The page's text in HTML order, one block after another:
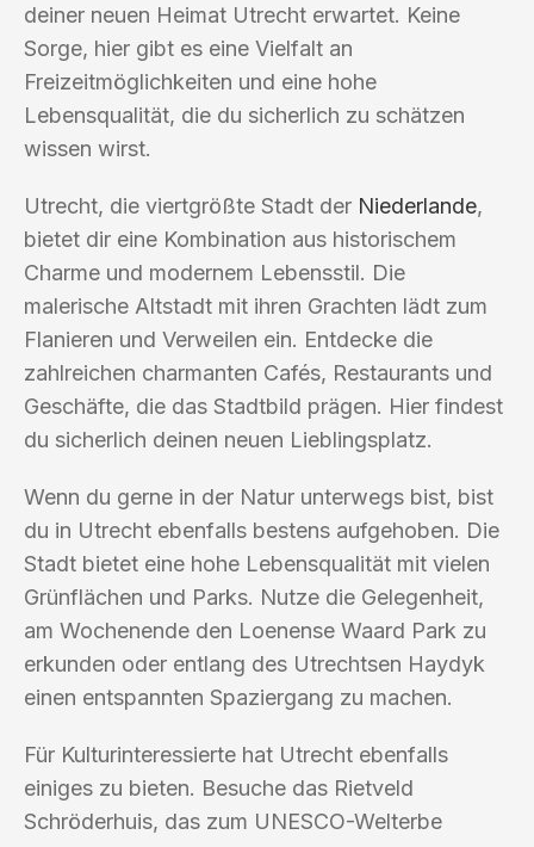
deiner neuen Heimat Utrecht erwartet. Keine
Sorge, hier gibt es eine Vielfalt an
Freizeitmöglichkeiten und eine hohe
Lebensqualität, die du sicherlich zu schätzen
wissen wirst.
Utrecht, die viertgrößte Stadt der Niederlande,
bietet dir eine Kombination aus historischem
Charme und modernem Lebensstil. Die
malerische Altstadt mit ihren Grachten lädt zum
Flanieren und Verweilen ein. Entdecke die
zahlreichen charmanten Cafés, Restaurants und
Geschäfte, die das Stadtbild prägen. Hier findest
du sicherlich deinen neuen Lieblingsplatz.
Wenn du gerne in der Natur unterwegs bist, bist
du in Utrecht ebenfalls bestens aufgehoben. Die
Stadt bietet eine hohe Lebensqualität mit vielen
Grünflächen und Parks. Nutze die Gelegenheit,
am Wochenende den Loenense Waard Park zu
erkunden oder entlang des Utrechtsen Haydyk
einen entspannten Spaziergang zu machen.
Für Kulturinteressierte hat Utrecht ebenfalls
einiges zu bieten. Besuche das Rietveld
Schröderhuis, das zum UNESCO-Welterbe